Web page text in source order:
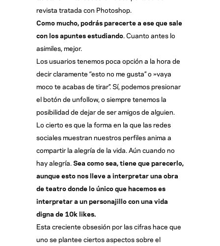
revista tratada con Photoshop.
Como mucho, podrás parecerte a ese que sale
con los apuntes estudiando. Cuanto antes lo
asimiles, mejor.
Los usuarios tenemos poca opción a la hora de
decir claramente ‘’esto no me gusta’’ o »vaya
moco te acabas de tirar’’. Sí, podemos presionar
el botón de unfollow, o siempre tenemos la
posibilidad de dejar de ser amigos de alguien.
Lo cierto es que la forma en la que las redes
sociales muestran nuestros perfiles anima a
compartir la alegría de la vida. Aún cuando no
hay alegría.Sea como sea, tiene que parecerlo,
aunque esto nos lleve a interpretar una obra
de teatro donde lo único que hacemos es
interpretar a un personajillo con una vida
digna de 10k likes.
Esta creciente obsesión por las cifras hace que
uno se plantee ciertos aspectos sobre el